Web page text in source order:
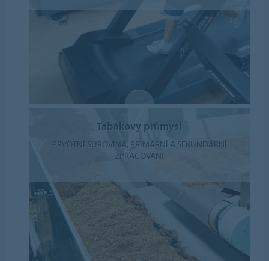
Tabákový průmysl
PRVOTNÍ SUROVINA, PRIMÁRNÍ A SEKUNDÁRNÍ
ZPRACOVÁNÍ